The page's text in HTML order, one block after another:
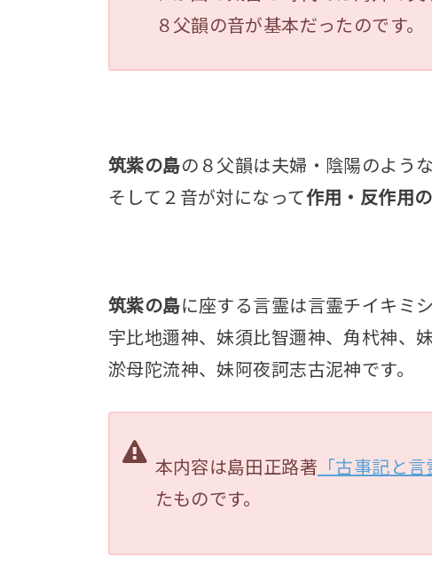
８父韻の音が基本だったのです。
筑紫の島の８父韻は夫婦・陰陽のよう
そして２音が対になって作用・反作用
筑紫の島に座する言霊は言霊チイキミ
宇比地邇神、妹須比智邇神、角杙神、
淤母陀流神、妹阿夜訶志古泥神です。
本内容は島田正路著 「古事記と言
たものです。